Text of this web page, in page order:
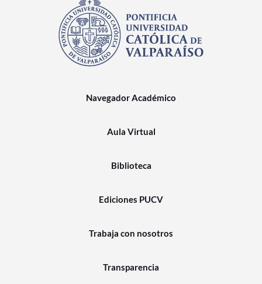
Navegador Académico
Aula Virtual
Biblioteca
Ediciones PUCV
Trabaja con nosotros
Transparencia